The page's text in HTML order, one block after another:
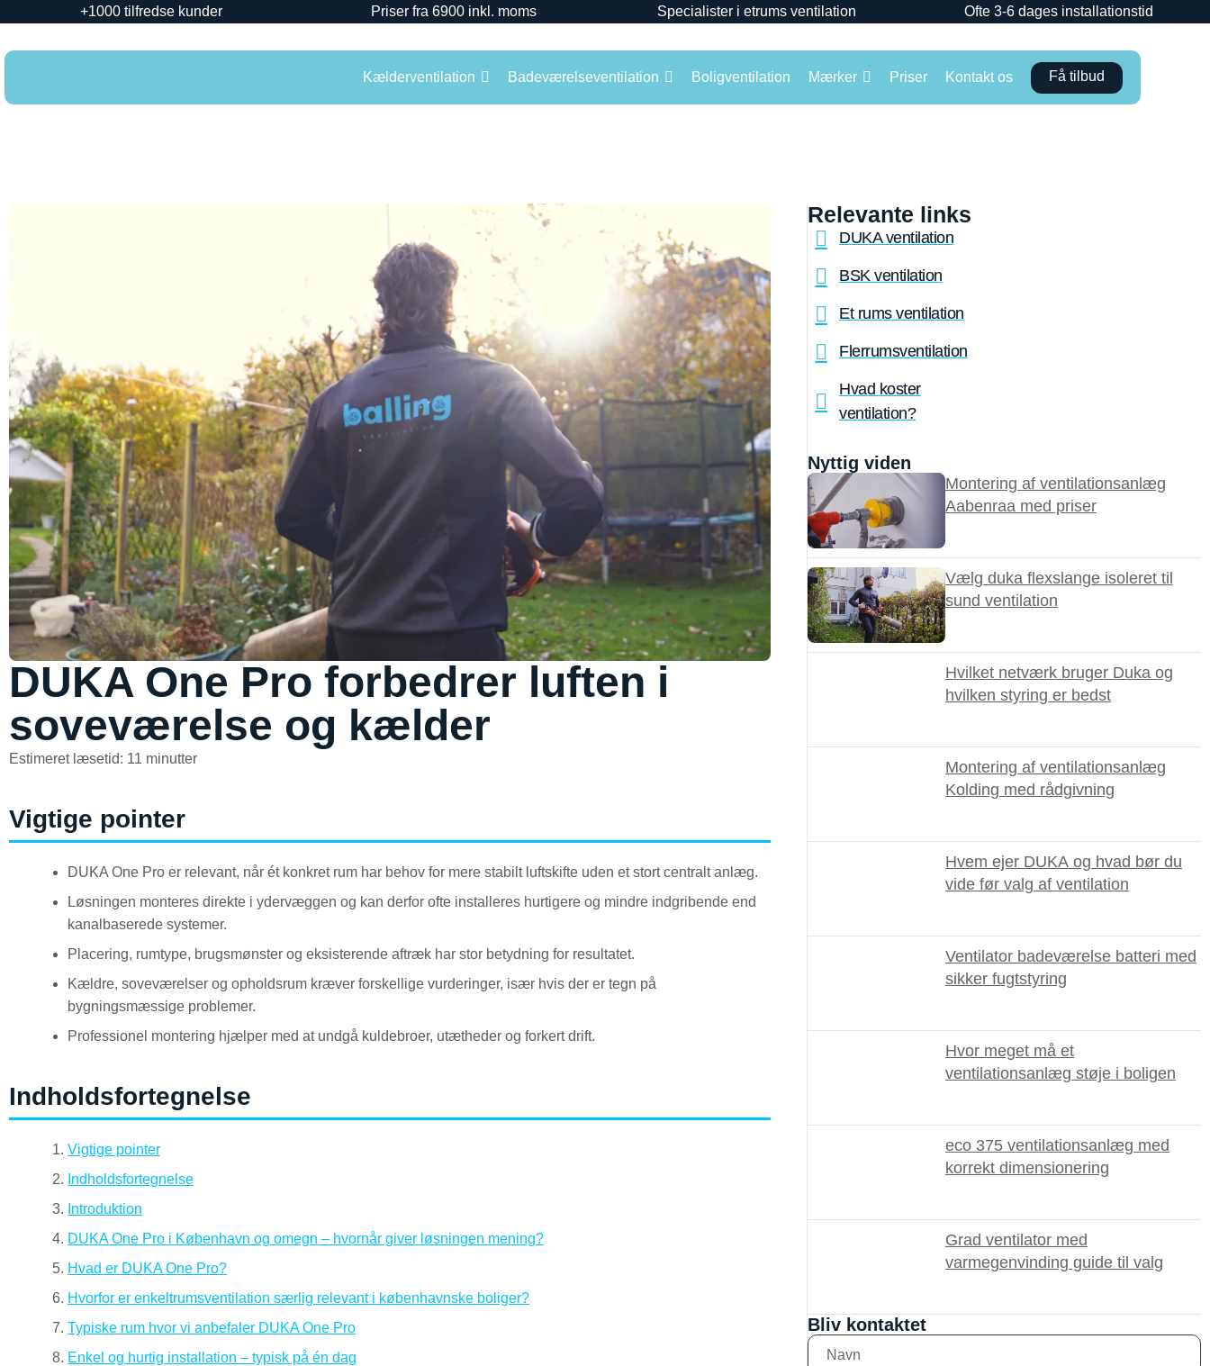
+1000 tilfredse kunder Priser fra 6900 inkl. moms Specialister i etrums ventilation Ofte 3-6 dages installationstid
Kælderventilation Badeværelseventilation Boligventilation Mærker Priser Kontakt os Få tilbud
DUKA One Pro forbedrer luften i
soveværelse og kælder
Estimeret læsetid: 11 minutter
Vigtige pointer
DUKA One Pro er relevant, når ét konkret rum har behov for mere stabilt luftskifte uden et stort centralt anlæg.
Løsningen monteres direkte i ydervæggen og kan derfor ofte installeres hurtigere og mindre indgribende end
kanalbaserede systemer.
Placering, rumtype, brugsmønster og eksisterende aftræk har stor betydning for resultatet.
Kældre, soveværelser og opholdsrum kræver forskellige vurderinger, især hvis der er tegn på
bygningsmæssige problemer.
Professionel montering hjælper med at undgå kuldebroer, utætheder og forkert drift.
Indholdsfortegnelse
Vigtige pointer
Indholdsfortegnelse
Introduktion
DUKA One Pro i København og omegn – hvornår giver løsningen mening?
Hvad er DUKA One Pro?
Hvorfor er enkeltrumsventilation særlig relevant i københavnske boliger?
Typiske rum hvor vi anbefaler DUKA One Pro
Enkel og hurtig installation – typisk på én dag
Relevante links
DUKA ventilation
BSK ventilation
Et rums ventilation
Flerrumsventilation
Hvad koster
ventilation?
Nyttig viden
Montering af ventilationsanlæg
Aabenraa med priser
Vælg duka flexslange isoleret til
sund ventilation
Hvilket netværk bruger Duka og
hvilken styring er bedst
Montering af ventilationsanlæg
Kolding med rådgivning
Hvem ejer DUKA og hvad bør du
vide før valg af ventilation
Ventilator badeværelse batteri med
sikker fugtstyring
Hvor meget må et
ventilationsanlæg støje i boligen
eco 375 ventilationsanlæg med
korrekt dimensionering
Grad ventilator med
varmegenvinding guide til valg
Bliv kontaktet